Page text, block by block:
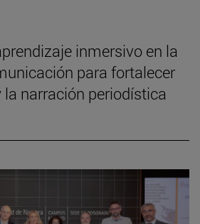
inmersivo en la
para fortalecer
narración periodística